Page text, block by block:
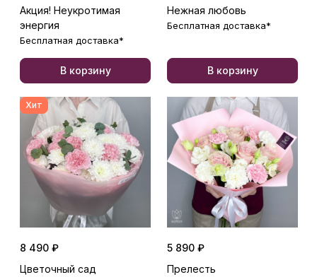
Акция! Неукротимая
энергия
Бесплатная доставка*
В корзину
Нежная любовь
Бесплатная доставка*
В корзину
Хит
8 490 ₽
Цветочный сад
5 890 ₽
Прелесть